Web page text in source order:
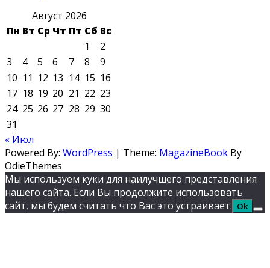
Август 2026
Пн Вт Ср Чт Пт Сб Вс
1
2
3
4 5 6 7 8
9
10 11 12 13 14 15 16
17 18 19 20 21 22 23
24 25 26 27 28 29 30
31
« Июл
Powered By: WordPress | Theme: MagazineBook By
OdieThemes
Мы используем куки для наилучшего представления
нашего сайта. Если Вы продолжите использовать
сайт, мы будем считать что Вас это устраивает. Ok